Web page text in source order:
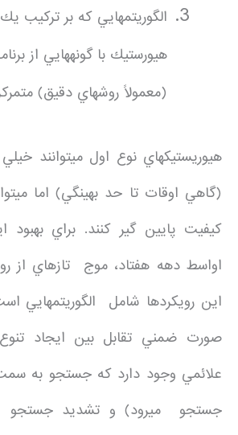
الگوريتمهايي كه بر تركيب
هيورستيك با گونههايي از
(معمولاً روشهاي دقيق)
هيوريستيكهاي نوع اول ميتوانند
(گاهي اوقات تا حد بهينگي) اما
كيفيت پايين گير كنند. براي بهبود
اواسط دهه هفتاد، موج تازهاي از
اين رويكردها شامل الگوريتمهايي
صورت ضمني تقابل بين ايجاد
علائمي وجود دارد كه جستجو به
جستجو ميرود) و تشديد جستجو